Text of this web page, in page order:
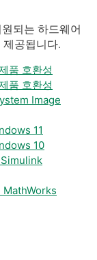
되는 하드웨어
공됩니다.
품 호환성
품 호환성
Image
11
10